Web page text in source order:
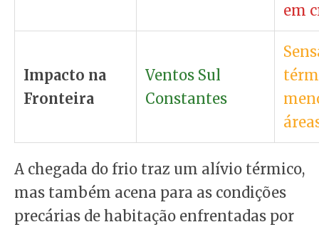
em
Impacto na
Fronteira
Ventos Sul
Constantes
A chegada do frio traz um alívio térmico,
mas também acena para as condições
precárias de habitação enfrentadas por